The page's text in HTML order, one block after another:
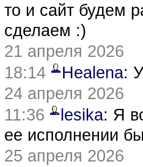
то и сайт будем
сделаем :)
21 апреля 2026
18:14
Healena:
24 апреля 2026
11:36
lesika: Я
ее исполнении
25 апреля 2026